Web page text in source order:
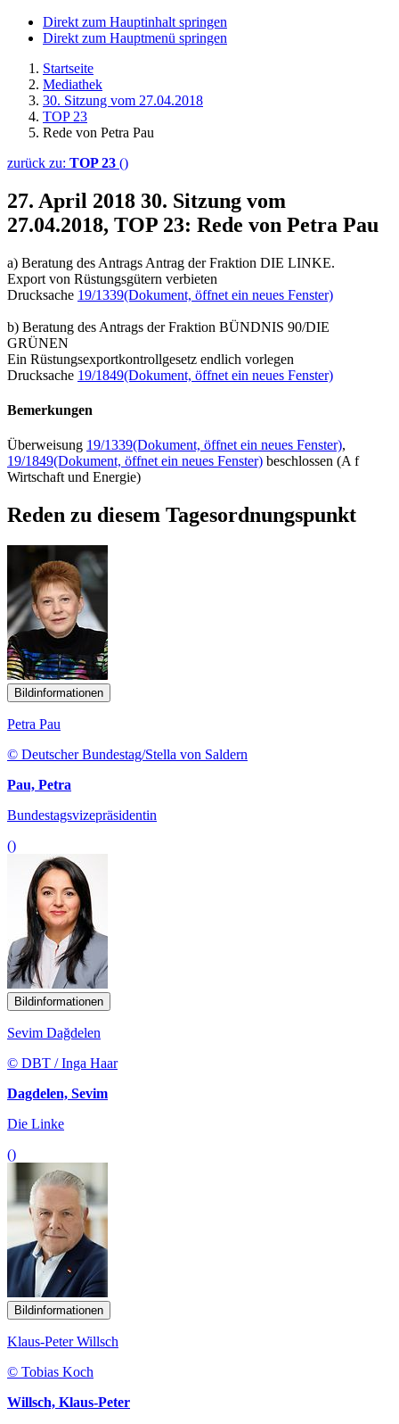
Direkt zum Hauptinhalt springen
Direkt zum Hauptmenü springen
Startseite
Mediathek
30. Sitzung vom 27.04.2018
TOP 23
Rede von Petra Pau
zurück zu: TOP 23 ()
27. April 2018 30. Sitzung vom
27.04.2018, TOP 23: Rede von Petra Pau
a) Beratung des Antrags Antrag der Fraktion DIE LINKE.
Export von Rüstungsgütern verbieten
Drucksache 19/1339(Dokument, öffnet ein neues Fenster)
b) Beratung des Antrags der Fraktion BÜNDNIS 90/DIE
GRÜNEN
Ein Rüstungsexportkontrollgesetz endlich vorlegen
Drucksache 19/1849(Dokument, öffnet ein neues Fenster)
Bemerkungen
Überweisung 19/1339(Dokument, öffnet ein neues Fenster),
19/1849(Dokument, öffnet ein neues Fenster) beschlossen (A f
Wirtschaft und Energie)
Reden zu diesem Tagesordnungspunkt
Bildinformationen
Petra Pau
© Deutscher Bundestag/Stella von Saldern
Pau, Petra
Bundestagsvizepräsidentin
()
Bildinformationen
Sevim Dağdelen
© DBT / Inga Haar
Dagdelen, Sevim
Die Linke
()
Bildinformationen
Klaus-Peter Willsch
© Tobias Koch
Willsch, Klaus-Peter